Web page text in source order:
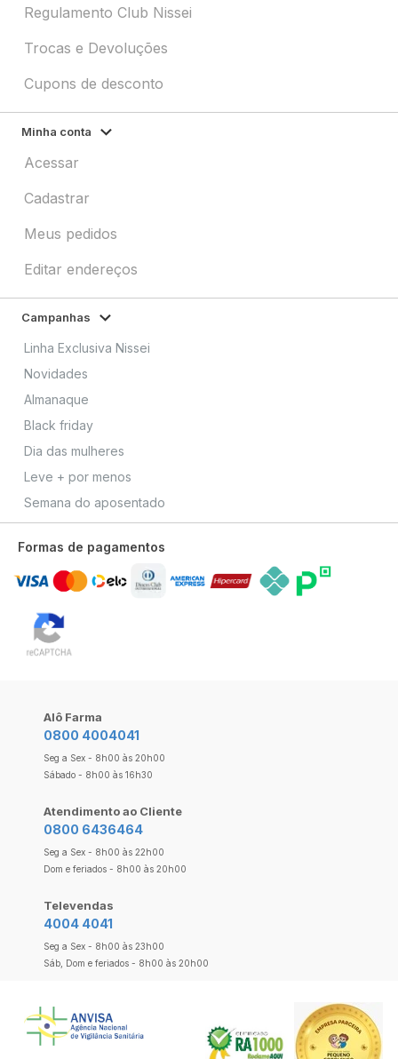
Regulamento Club Nissei
Trocas e Devoluções
Cupons de desconto
Minha conta
Acessar
Cadastrar
Meus pedidos
Editar endereços
Campanhas
Linha Exclusiva Nissei
Novidades
Almanaque
Black friday
Dia das mulheres
Leve + por menos
Semana do aposentado
Formas de pagamentos
Alô Farma
0800 4004041
Seg a Sex - 8h00 às 20h00
Sábado - 8h00 às 16h30
Atendimento ao Cliente
0800 6436464
Seg a Sex - 8h00 às 22h00
Dom e feriados - 8h00 às 20h00
Televendas
4004 4041
Seg a Sex - 8h00 às 23h00
Sáb, Dom e feriados - 8h00 às 20h00